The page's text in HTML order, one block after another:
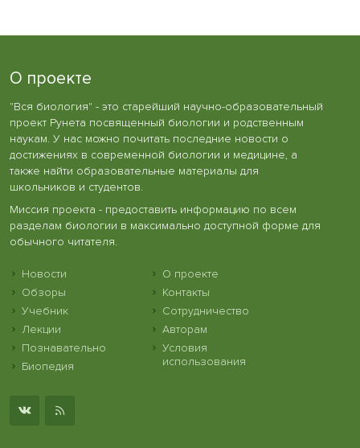
О проекте
"Вся биология" - это старейший научно-образовательный
проект Рунета посвященный биологии и родственным
наукам. У нас можно почитать последние новости о
достижениях в современной биологии и медицине, а
также найти образовательные материалы для
школьников и студентов.
Миссия проекта - предоставить информацию по всем
разделам биологии в максимально доступной форме для
обычного читателя.
Новости
Обзоры
Учебник
Лекции
Познавательно
Биопедия
О проекте
Контакты
Сотрудничество
Авторам
Условия
использования